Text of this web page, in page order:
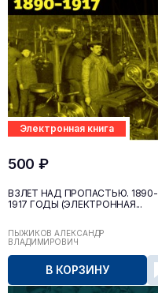
Электронная книга
500 ₽
ВЗЛЁТ НАД ПРОПАСТЬЮ. 1890-
1917 ГОДЫ (ЭЛЕКТРОННАЯ...
ПЫЖИКОВ АЛЕКСАНДР
ВЛАДИМИРОВИЧ
В КОРЗИНУ